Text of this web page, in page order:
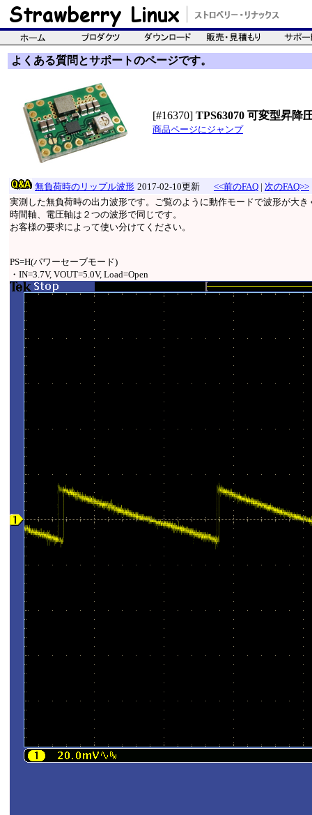
よくある質問とサポートのページです。
[#16370] TPS63070 可変型昇降
商品ページにジャンプ
無負荷時のリップル波形 2017-02-10更新 <<前のFAQ | 次のFAQ>>
実測した無負荷時の出力波形です。ご覧のように動作モードで波形が大き
時間軸、電圧軸は２つの波形で同じです。
お客様の要求によって使い分けてください。
PS=H(パワーセーブモード)
・IN=3.7V, VOUT=5.0V, Load=Open